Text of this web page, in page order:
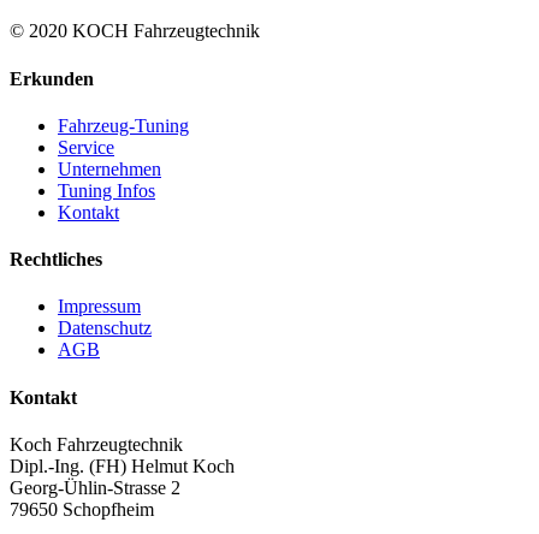
© 2020 KOCH Fahrzeugtechnik
Erkunden
Fahrzeug-Tuning
Service
Unternehmen
Tuning Infos
Kontakt
Rechtliches
Impressum
Datenschutz
AGB
Kontakt
Koch Fahrzeugtechnik
Dipl.-Ing. (FH) Helmut Koch
Georg-Ühlin-Strasse 2
79650 Schopfheim